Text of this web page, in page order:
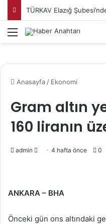
Menü
Anasayfa / Ekonomi
Gram altın
160 liranın
admin 4 hafta önce 0
ANKARA – BHA
Önceki gün ons altındaki